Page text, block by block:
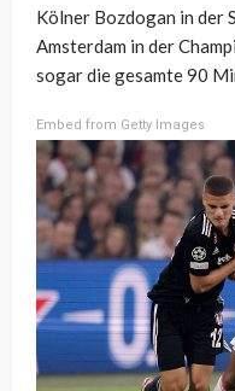
Kölner Bozdogan in der
Amsterdam in der
sogar die gesamte 90
Embed from Getty Images